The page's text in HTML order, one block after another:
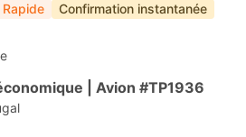
Rapide Confirmation instantanée
| Avion #TP1936